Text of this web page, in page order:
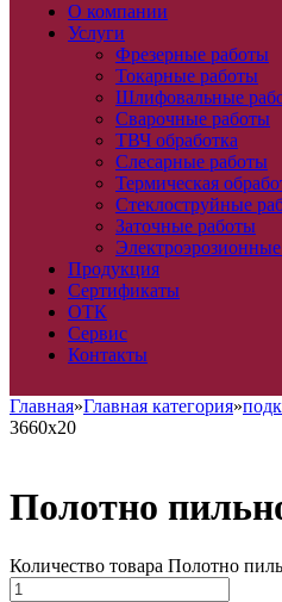
О компании
Услуги
Фрезерные работы
Токарные работы
Шлифовальные
Сварочные работы
ТВЧ обработка
Слесарные работы
Термическая
Стеклоструйные
Заточные работы
Продукция
Сертификаты
ОТК
Сервис
Контакты
Главная»Главная категория»
3660х20
Полотно
Количество товара Полотно